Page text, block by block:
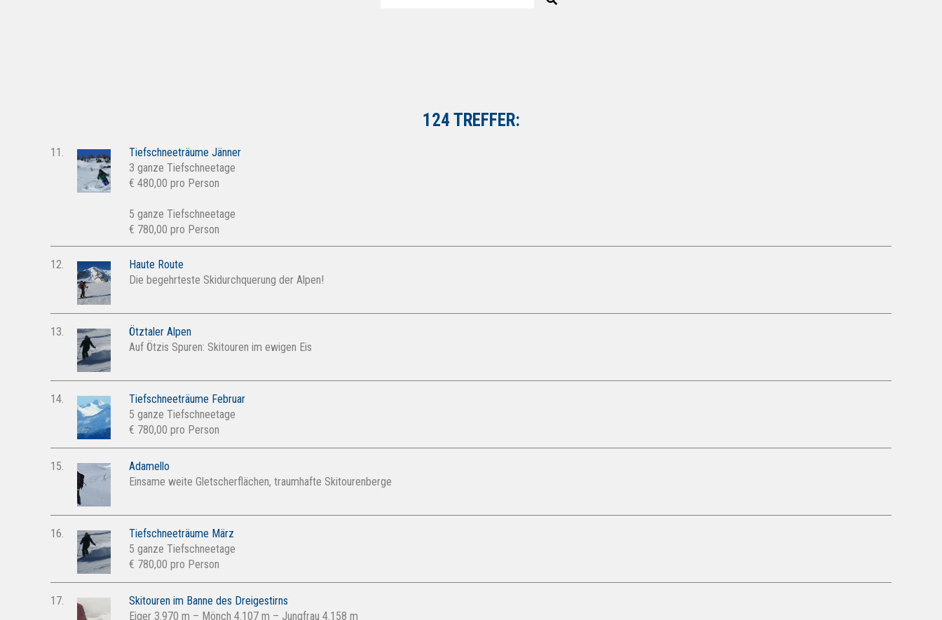
124 TREFFER:
11.
Tiefschneeträume Jänner
3 ganze Tiefschneetage
€ 480,00 pro Person
5 ganze Tiefschneetage
€ 780,00 pro Person
12.
Haute Route
Die begehrteste Skidurchquerung der Alpen!
13.
Ötztaler Alpen
Auf Ötzis Spuren: Skitouren im ewigen Eis
14.
Tiefschneeträume Februar
5 ganze Tiefschneetage
€ 780,00 pro Person
15.
Adamello
Einsame weite Gletscherflächen, traumhafte Skitourenberge
16.
Tiefschneeträume März
5 ganze Tiefschneetage
€ 780,00 pro Person
17.
Skitouren im Banne des Dreigestirns
Eiger 3.970 m – Mönch 4.107 m – Jungfrau 4.158 m